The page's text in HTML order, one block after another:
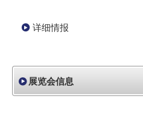
详细情报
展览会信息